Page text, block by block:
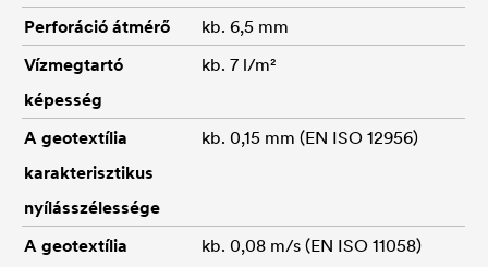
Perforáció átmérő
kb. 6,5 mm
Vízmegtartó
képesség
kb. 7 l/m²
A geotextília
karakterisztikus
nyílásszélessége
kb. 0,15 mm (EN ISO 12956)
A geotextília
kb. 0,08 m/s (EN ISO 11058)